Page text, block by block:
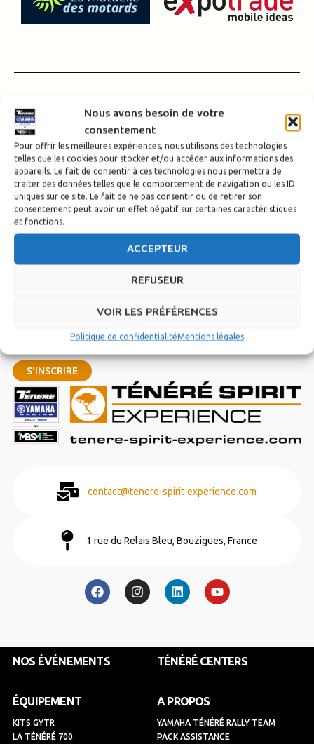
Nous avons besoin de votre
consentement
Pour offrir les meilleures expériences, nous utilisons des technologies
telles que les cookies pour stocker et/ou accéder aux informations des
appareils. Le fait de consentir à ces technologies nous permettra de
traiter des données telles que le comportement de navigation ou les ID
uniques sur ce site. Le fait de ne pas consentir ou de retirer son
consentement peut avoir un effet négatif sur certaines caractéristiques
et fonctions.
ACCEPTEUR
REFUSEUR
VOIR LES PRÉFÉRENCES
Politique de confidentialitéMentions légales
contact@tenere-spirit-experience.com
1 rue du Relais Bleu, Bouzigues, France
a
c
e
o
k
n
s
t
r
i
n
k
i
n
o
u
t
e
Inscrivez vous à notre newsletter
Inscription Newsletter
NOS ÉVÉNEMENTS TÉNÉRÉ CENTERS
ÉQUIPEMENT
KITS GYTR
LA TÉNÉRÉ 700
A PROPOS
YAMAHA TÉNÉRÉ RALLY TEAM
PACK ASSISTANCE